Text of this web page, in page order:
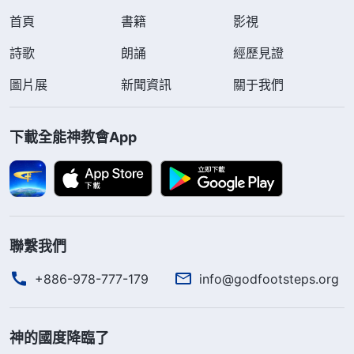
首頁 書籍
影視
詩歌
朗誦
經歷見證
圖片展
新聞資訊 關于我們
下載全能神教會App
聯繫我們
+886-978-777-179 info@godfootsteps.org
神的國度降臨了